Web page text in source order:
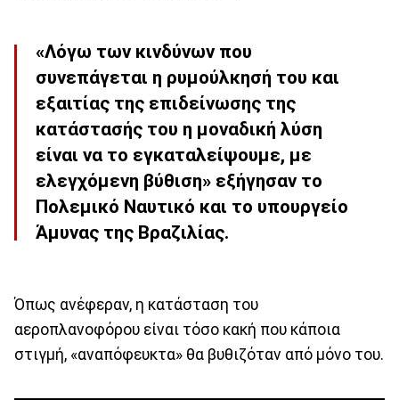
«Λόγω των κινδύνων που
συνεπάγεται η ρυμούλκησή του και
εξαιτίας της επιδείνωσης της
κατάστασής του η μοναδική λύση
είναι να το εγκαταλείψουμε, με
ελεγχόμενη βύθιση» εξήγησαν το
Πολεμικό Ναυτικό και το υπουργείο
Άμυνας της Βραζιλίας.
Όπως ανέφεραν, η κατάσταση του
αεροπλανοφόρου είναι τόσο κακή που κάποια
στιγμή, «αναπόφευκτα» θα βυθιζόταν από μόνο του.